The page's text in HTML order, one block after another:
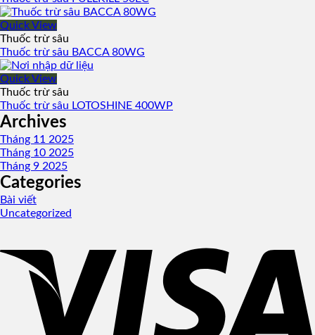
Quick View
Thuốc trừ sâu
Thuốc trừ sâu BACCA 80WG
Quick View
Thuốc trừ sâu
Thuốc trừ sâu LOTOSHINE 400WP
Archives
Tháng 11 2025
Tháng 10 2025
Tháng 9 2025
Categories
Bài viết
Uncategorized